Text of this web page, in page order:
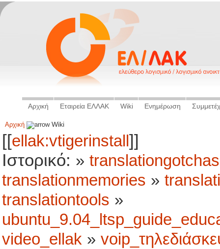
Αρχική Εταιρεία ΕΛΛΑΚ Wiki Ενημέρωση
Αρχική Wiki
[[ellak:vtigerinstall]]
Ιστορικό: » translationgotchas
translationmemories »
translationtools »
video_ellak »